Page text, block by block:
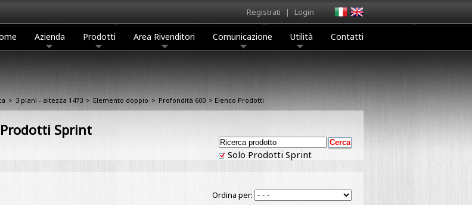
Registrati | Login
Azienda Prodotti Area Rivenditori Comunicazione Utilità Contatti
> 3 piani - altezza 1473 > Elemento doppio > Profondità 600 > Elenco Prodotti
Sprint
Solo Prodotti Sprint
Ordina per: